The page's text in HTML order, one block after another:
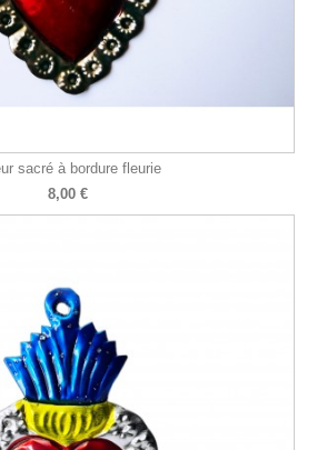
sacré à bordure fleurie
8,00 €